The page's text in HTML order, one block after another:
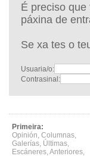
É preciso
páxina de
Se xa tes o
Usuaria/o:
Contrasinal:
Primeira:
Opinión, Columnas,
Galerías, Últimas,
Escáneres,Anteriores,